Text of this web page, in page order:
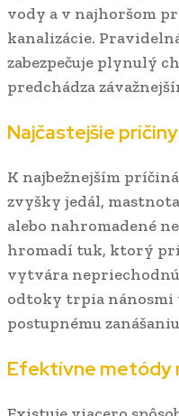
vody a v najhoršom
kanalizácie.
zabezpečuje plynulý
predchádza
Najčastejšie
K najbežnejším
zvyšky jedál,
alebo nahromadené
hromadí tuk, ktorý
vytvára
odtoky trpia nánosmi
postupnému
Efektívne metódy